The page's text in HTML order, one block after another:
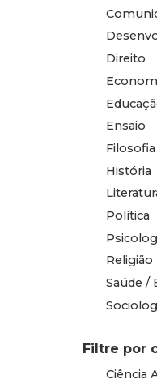
Direito
Ensaio
Filosofia
História
Política
Religião
Saúde /
Filtre por
Ciência